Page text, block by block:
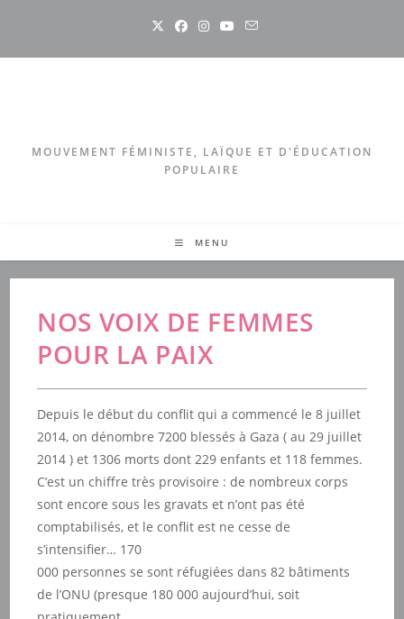
content
MOUVEMENT FÉMINISTE, LAÏQUE ET D'ÉDUCATION
POPULAIRE
MENU
NOS VOIX DE FEMMES
POUR LA PAIX
Depuis le début du conflit qui a commencé le 8 juillet
2014, on dénombre 7200 blessés à Gaza ( au 29 juillet
2014 ) et 1306 morts dont 229 enfants et 118 femmes.
C’est un chiffre très provisoire : de nombreux corps
sont encore sous les gravats et n’ont pas été
comptabilisés, et le conflit est ne cesse de
s’intensifier… 170
000 personnes se sont réfugiées dans 82 bâtiments
de l’ONU (presque 180 000 aujourd’hui, soit